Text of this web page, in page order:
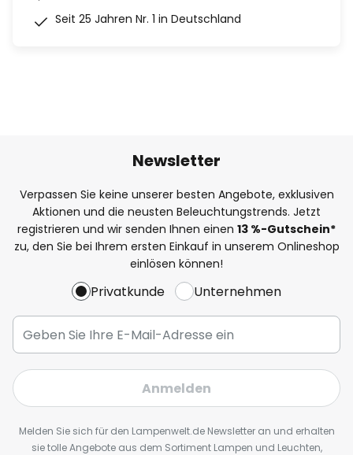
Seit 25 Jahren Nr. 1 in Deutschland
Newsletter
Verpassen Sie keine unserer besten Angebote, exklusiven
Aktionen und die neusten Beleuchtungstrends. Jetzt
registrieren und wir senden Ihnen einen 13 %-Gutschein*
zu, den Sie bei Ihrem ersten Einkauf in unserem Onlineshop
einlösen können!
Privatkunde Unternehmen
Anmelden
Melden Sie sich für den Lampenwelt.de Newsletter an und erhalten
sie tolle Angebote aus dem Sortiment Lampen und Leuchten,